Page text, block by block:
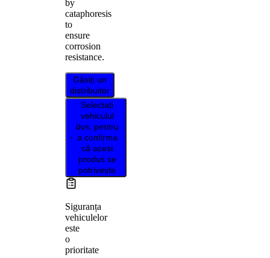
by
cataphoresis
to
ensure
corrosion
resistance.
Găsiți un
distribuitor
Selectați
vehiculul
dvs. pentru
a confirma
că acest
produs se
potrivește
Siguranța
vehiculelor
este
o
prioritate